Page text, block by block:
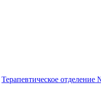
Терапевтическое отделение